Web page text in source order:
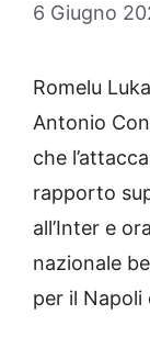
6 Giugno
Romelu
Antonio
che
rapporto
all’Inter e
nazionale
per il Napoli